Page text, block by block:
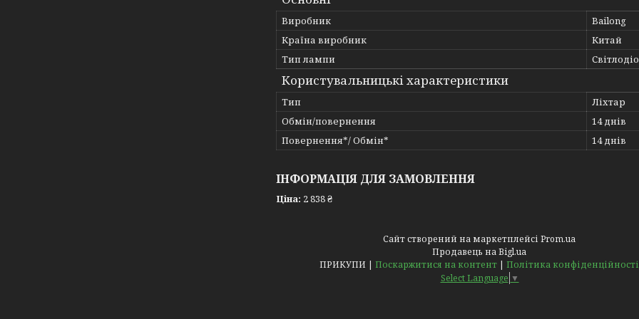
Виробник
Bailong
Країна виробник
Китай
Тип лампи
Користувальницькі характеристики
Тип
Ліхтар
Обмін/повернення
14 днів
Повернення*/ Обмін*
14 днів
ІНФОРМАЦІЯ ДЛЯ ЗАМОВЛЕННЯ
Ціна: 2 838 ₴
Сайт створений на маркетплейсі Prom.ua
Продавець на Bigl.ua
ПРИКУПИ | Поскаржитися на контент | Політика конфіденційності
Select Language ▼